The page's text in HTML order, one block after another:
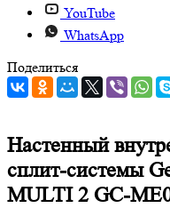
YouTube
WhatsApp
Поделиться
Настенный
сплит-системы
MULTI 2 GC-